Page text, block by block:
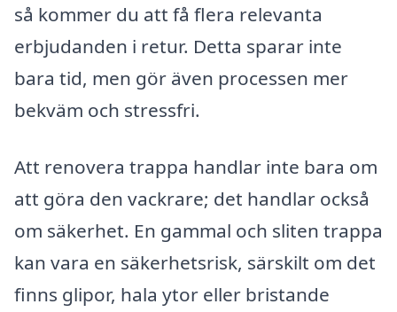
så kommer du att få flera relevanta
erbjudanden i retur. Detta sparar inte
bara tid, men gör även processen mer
bekväm och stressfri.
Att renovera trappa handlar inte bara om
att göra den vackrare; det handlar också
om säkerhet. En gammal och sliten trappa
kan vara en säkerhetsrisk, särskilt om det
finns glipor, hala ytor eller bristande